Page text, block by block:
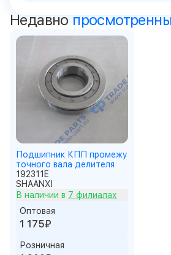
Недавно
Подшипник КПП промежу
точного вала делителя
192311E
SHAANXI
В наличии в 7 филиалах
Оптовая
1 175₽
Розничная